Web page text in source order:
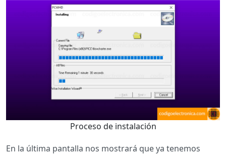
Proceso de instalación
En la última pantalla nos mostrará que ya tenemos